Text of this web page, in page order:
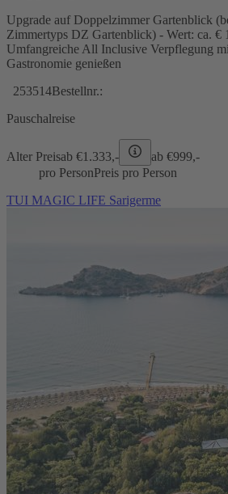
Upgrade auf Doppelzimmer Gartenblick
Zimmertyps DZ Gartenblick) - Wert: ca. €
Umfangreiche All Inclusive Verpflegung
Gastronomie genießen
253514Bestellnr.:
Pauschalreise
Alter Preisab €1.333,- ab €999,-
pro PersonPreis pro Person
TUI MAGIC LIFE Sarigerme